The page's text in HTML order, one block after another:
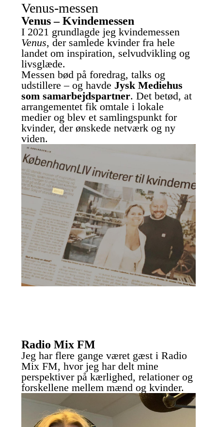
Venus-messen
Venus – Kvindemessen
I 2021 grundlagde jeg kvindemessen
Venus, der samlede kvinder fra hele
landet om inspiration, selvudvikling og
livsglæde.
Messen bød på foredrag, talks og
udstillere – og havde Jysk Mediehus
som samarbejdspartner. Det betød, at
arrangementet fik omtale i lokale
medier og blev et samlingspunkt for
kvinder, der ønskede netværk og ny
viden.
Radio Mix FM
Jeg har flere gange været gæst i Radio
Mix FM, hvor jeg har delt mine
perspektiver på kærlighed, relationer og
forskellene mellem mænd og kvinder.